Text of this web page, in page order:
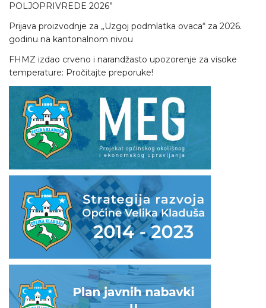
POLJOPRIVREDE 2026”
Prijava proizvodnje za „Uzgoj podmlatka ovaca“ za 2026.
godinu na kantonalnom nivou
FHMZ izdao crveno i narandžasto upozorenje za visoke
temperature: Pročitajte preporuke!